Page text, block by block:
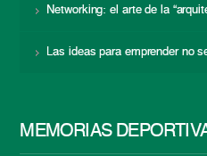
Networking: el arte de la
Las ideas para emprender no
MEMORIAS